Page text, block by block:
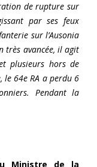
de rupture sur
par ses feux
sur l’Ausonia
très avancée, il agit
plusieurs hors de
le 64e RA a perdu 6
Pendant la
Ministre de la